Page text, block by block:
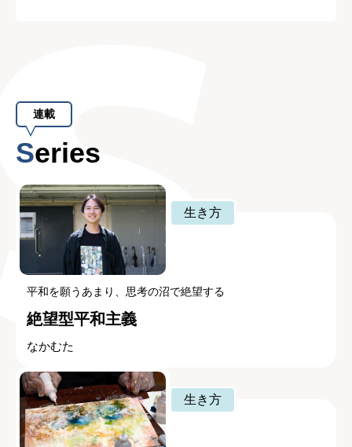
連載
Series
生き方
平和を願うあまり、思考の沼で絶望する
絶望型平和主義
なかむた
生き方